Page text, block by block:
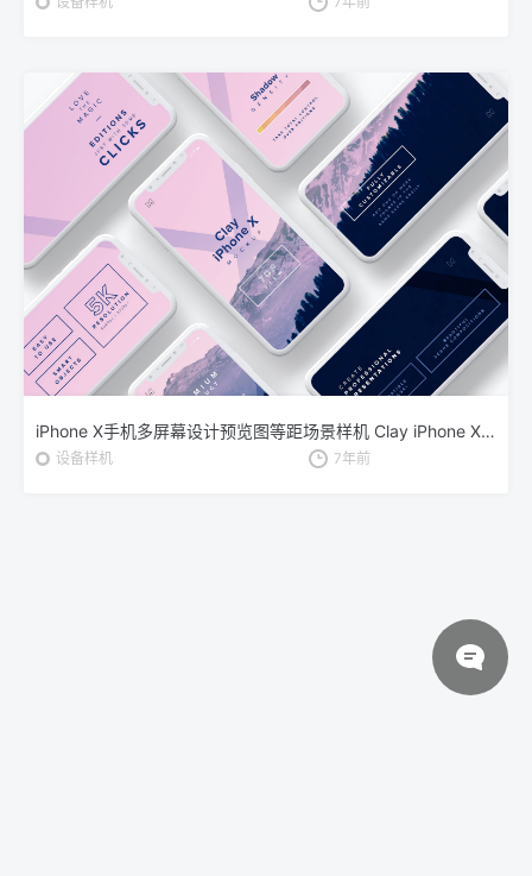
iPhone X手机多屏幕设计预览图等距场景样机 Clay iPhone X Mockup 03
设备样机 7年前